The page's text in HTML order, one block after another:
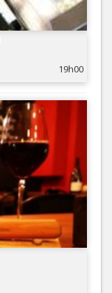
19h00